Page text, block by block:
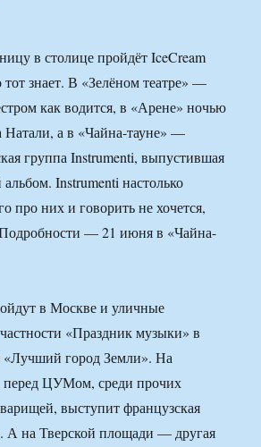
в столице пройдёт IceCream
тот знает. В «Зелёном театре» —
как водится, в «Арене» ночью
а в «Чайна-тауне» —
группа Instrumenti, выпустившая
Instrumenti настолько
про них и говорить не хочется,
Подробности — 21 июня в «Чайна-
в Москве и уличные
«Праздник музыки» в
«Лучший город Земли». На
перед ЦУМом, среди прочих
выступит французская
А на Тверской площади — другая